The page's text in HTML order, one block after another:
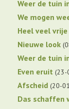
Weer de tuin
We mogen
Heel veel
Nieuwe look
Weer de tuin
Even eruit 23-
Afscheid 20-
Das schaffen